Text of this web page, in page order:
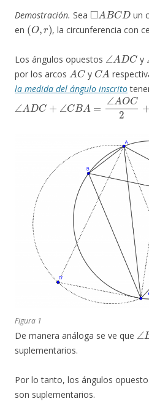
Demostración. Sea
◻ A BCD
un
en
(O,r)
, la circunferencia con
Los ángulos opuestos
∠ A D C
y
por los arcos
AC
y
CA
la medida del ángulo inscrito
∠ A D C+ BA= ∠ OC2+∠C
Figura 1
De manera análoga se ve que
∠
suplementarios.
Por lo tanto, los ángulos
son suplementarios.